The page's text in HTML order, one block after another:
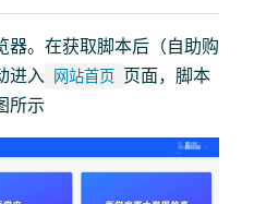
器。在获取脚本后（自助购
进入
网站首页
页面，脚本
所示